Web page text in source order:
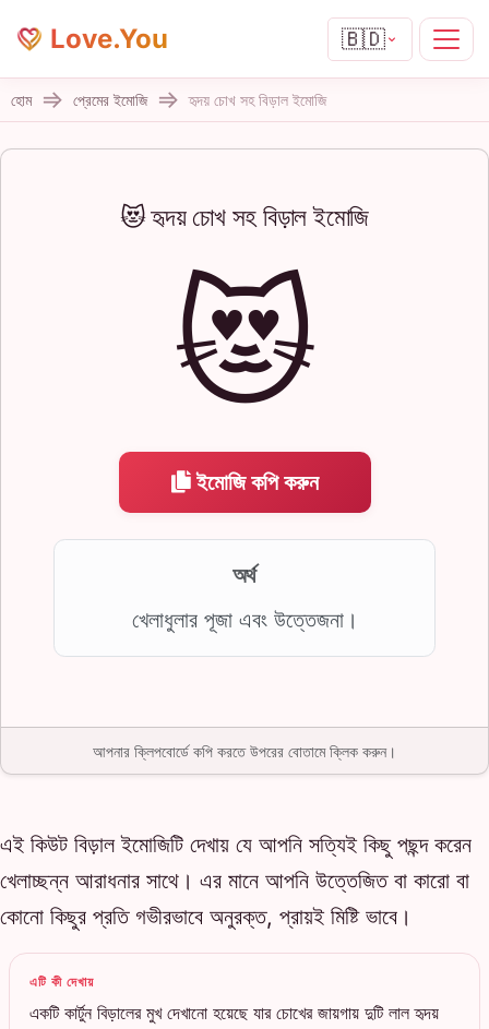
Love.You 🇧🇩
হোম প্রেমের ইমোজি হৃদয় চোখ সহ বিড়াল ইমোজি
😻 হৃদয় চোখ সহ বিড়াল ইমোজি
😻
ইমোজি কপি করুন
অর্থ
খেলাধুলার পূজা এবং উত্তেজনা।
আপনার ক্লিপবোর্ডে কপি করতে উপরের বোতামে ক্লিক করুন।
এই কিউট বিড়াল ইমোজিটি দেখায় যে আপনি সত্যিই কিছু পছন্দ করেন
খেলাচ্ছন্ন আরাধনার সাথে। এর মানে আপনি উত্তেজিত বা কারো বা
কোনো কিছুর প্রতি গভীরভাবে অনুরক্ত, প্রায়ই মিষ্টি ভাবে।
এটি কী দেখায়
একটি কার্টুন বিড়ালের মুখ দেখানো হয়েছে যার চোখের জায়গায় দুটি লাল হৃদয়